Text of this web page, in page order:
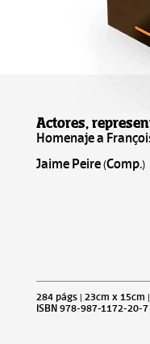
Actores,
Homenaje a
Jaime Peire (Comp.)
284 págs | 23cm x 15cm
ISBN 978-987-1172-20-7